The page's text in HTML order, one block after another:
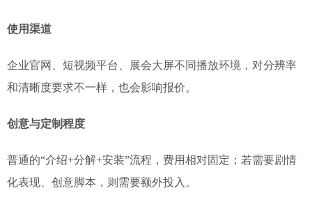
使用渠道
企业官网、短视频平台、展会大屏不同播放环境，对分辨率
和清晰度要求不一样，也会影响报价。
创意与定制程度
普通的“介绍+分解+安装”流程，费用相对固定；若需要剧情
化表现、创意脚本，则需要额外投入。